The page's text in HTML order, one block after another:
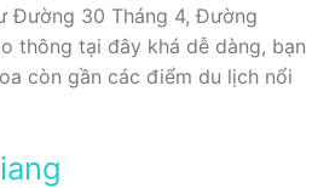
Đường 30 Tháng 4, Đường
thông tại đây khá dễ dàng, bạn
còn gần các điểm du lịch nổi